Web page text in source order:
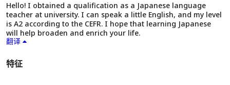
Hello! I obtained a qualification as a Japanese language
teacher at university. I can speak a little English, and my level
is A2 according to the CEFR. I hope that learning Japanese
will help broaden and enrich your life.
翻译
特征